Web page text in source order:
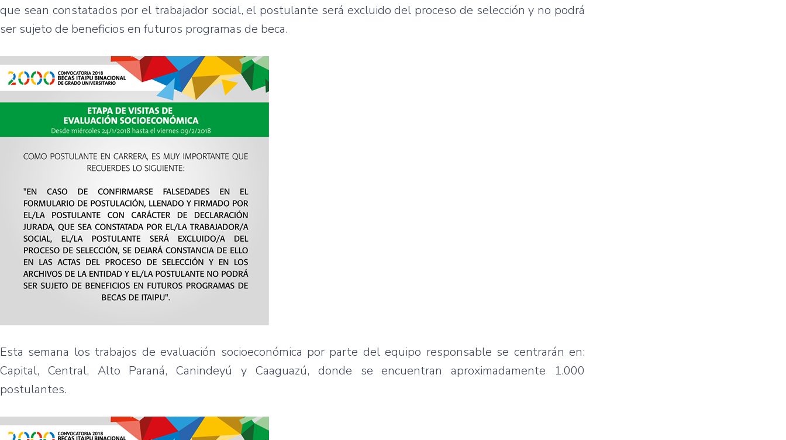
que sean constatados por el trabajador social, el postulante será excluido del proceso de selección y no podrá
ser sujeto de beneficios en futuros programas de beca.
Esta semana los trabajos de evaluación socioeconómica por parte del equipo responsable se centrarán en:
Capital, Central, Alto Paraná, Canindeyú y Caaguazú, donde se encuentran aproximadamente 1.000
postulantes.